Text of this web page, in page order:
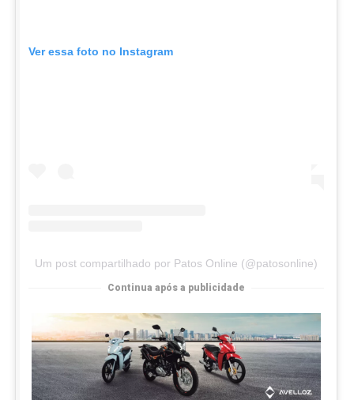
Ver essa foto no Instagram
Um post compartilhado por Patos Online (@patosonline)
Continua após a publicidade